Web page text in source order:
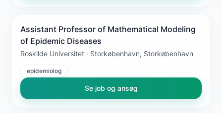
Assistant Professor of Mathematical Modeling
of Epidemic Diseases
Roskilde Universitet · Storkøbenhavn, Storkøbenhavn
epidemiolog
Se job og ansøg